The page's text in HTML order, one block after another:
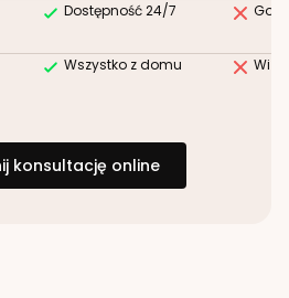
Dostępność 24/7
Wszystko z domu
konsultację online